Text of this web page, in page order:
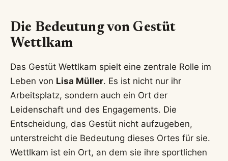
Die Bedeutung von Gestüt
Wettlkam
Das Gestüt Wettlkam spielt eine zentrale Rolle im
Leben von Lisa Müller. Es ist nicht nur ihr
Arbeitsplatz, sondern auch ein Ort der
Leidenschaft und des Engagements. Die
Entscheidung, das Gestüt nicht aufzugeben,
unterstreicht die Bedeutung dieses Ortes für sie.
Wettlkam ist ein Ort, an dem sie ihre sportlichen